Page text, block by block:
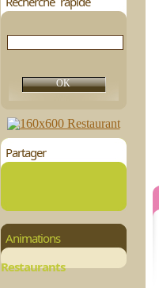
Partager
Animations
Restaurants